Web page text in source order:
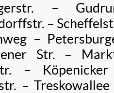
–
–
–
Str. –
–
–